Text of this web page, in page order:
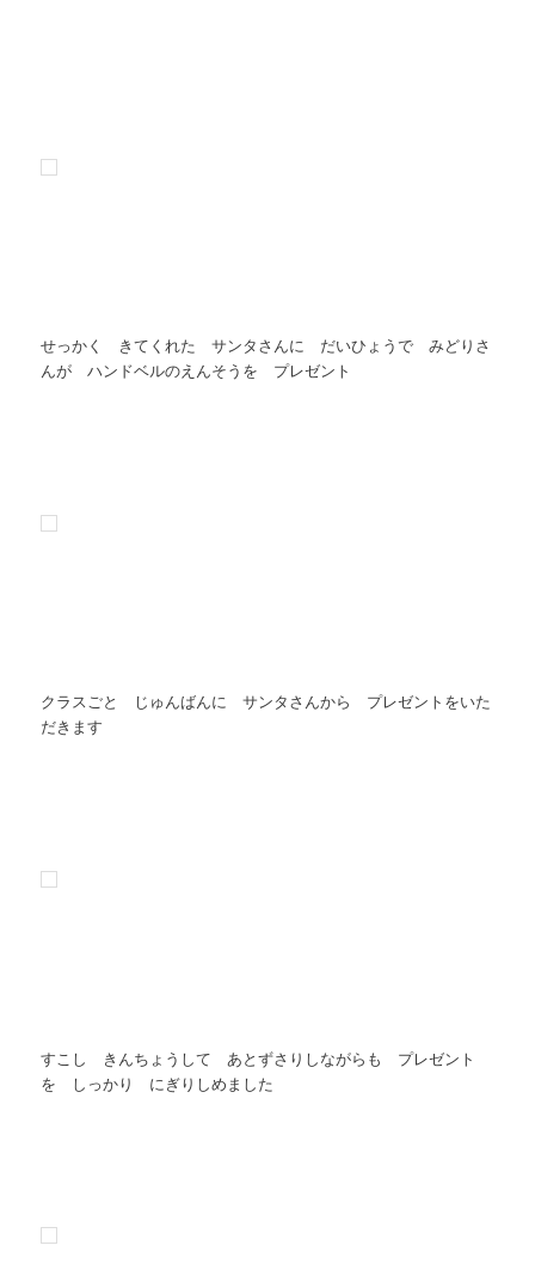
せっかく きてくれた サンタさんに だいひょうで みどりさ
んが ハンドベルのえんそうを プレゼント
クラスごと じゅんばんに サンタさんから プレゼントをいた
だきます
すこし きんちょうして あとずさりしながらも プレゼント
を しっかり にぎりしめました